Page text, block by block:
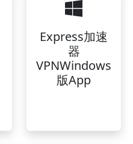
Express加速
器
VPNWindows
版App